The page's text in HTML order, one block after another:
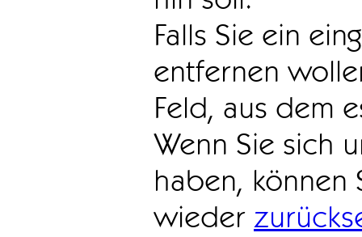
Falls Sie ein
entfernen
Feld, aus dem
Wenn Sie sich
haben, können
wieder